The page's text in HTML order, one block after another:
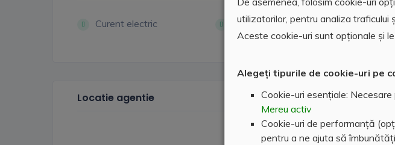
utilizatorilor, pentru analiza traficului
Aceste cookie-uri sunt opționale și
Alegeți tipurile de cookie-uri pe
Cookie-uri esențiale:
Mereu activ
Cookie-uri de performanță
pentru a ne ajuta să
Curent electric Gaz
Locatie agentie